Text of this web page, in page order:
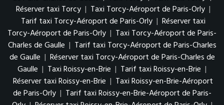
Réserver taxi Torcy | Taxi Torcy-Aéroport de Paris-Orly |
Tarif taxi Torcy-Aéroport de Paris-Orly | Réserver taxi
Torcy-Aéroport de Paris-Orly | Taxi Torcy-Aéroport de Paris-
Charles de Gaulle | Tarif taxi Torcy-Aéroport de Paris-Charles
de Gaulle | Réserver taxi Torcy-Aéroport de Paris-Charles de
Gaulle | Taxi Roissy-en-Brie | Tarif taxi Roissy-en-Brie |
Réserver taxi Roissy-en-Brie | Taxi Roissy-en-Brie-Aéroport
de Paris-Orly | Tarif taxi Roissy-en-Brie-Aéroport de Paris-